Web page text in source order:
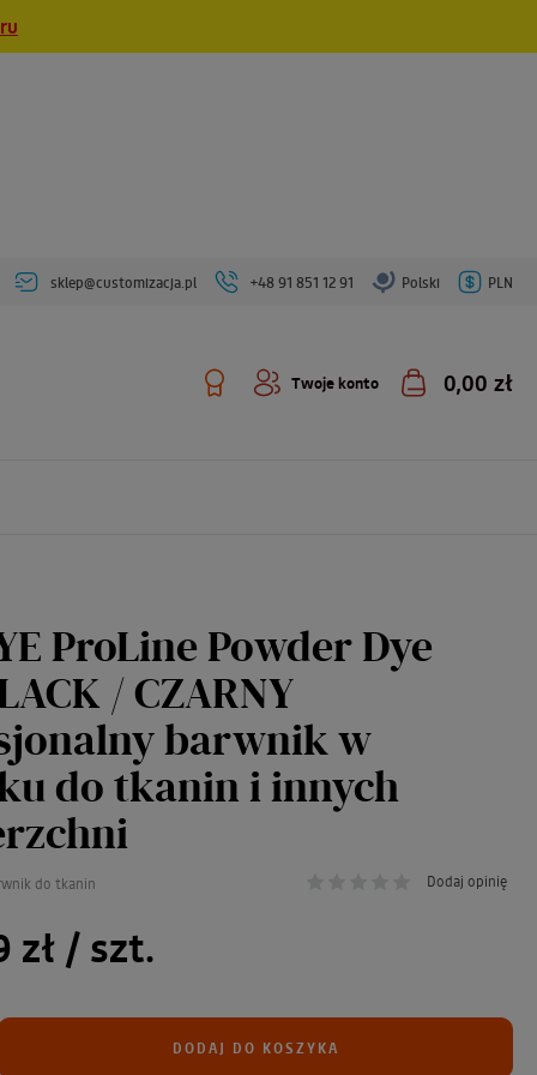
sklep@customizacja.pl +48 91 851 12 91 Polski PLN
Twoje konto 0,00 zł
ProLine Powder Dye
/ CZARNY
barwnik w
do tkanin i innych
do tkanin Dodaj opinię
zł / szt.
DODAJ DO KOSZYKA